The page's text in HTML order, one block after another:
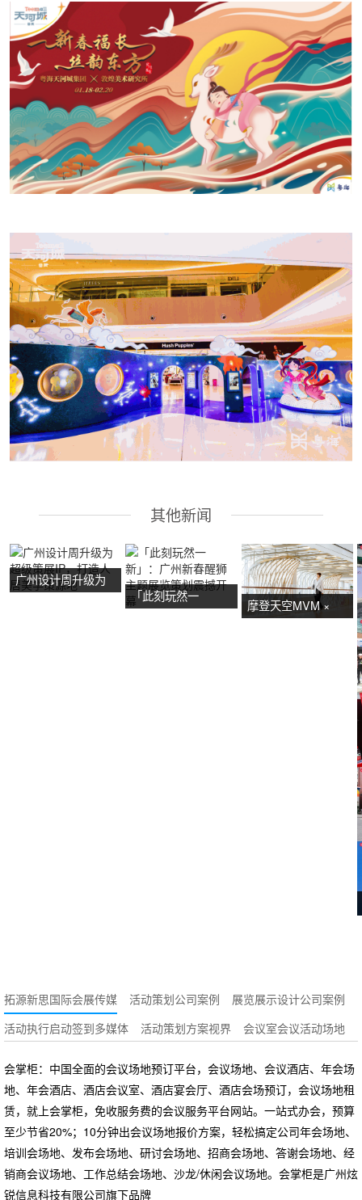
其他新闻
广州设计周升级为
「此刻玩然一
摩登天空MVM ×
拓源新思国际会展传媒 活动策划公司案例
展览展示设计公司案例
活动执行启动签到多媒体
活动策划方案视界 会议室会议活动场地
会掌柜：中国全面的会议场地预订平台，会议场地、会议酒店、年会场
地、年会酒店、酒店会议室、酒店宴会厅、酒店会场预订，会议场地租
赁，就上会掌柜，免收服务费的会议服务平台网站。一站式办会，预算
至少节省20%；10分钟出会议场地报价方案，轻松搞定公司年会场地、
培训会场地、发布会场地、研讨会场地、招商会场地、答谢会场地、经
销商会议场地、工作总结会场地、沙龙/休闲会议场地。会掌柜是广州炫
锐信息科技有限公司旗下品牌